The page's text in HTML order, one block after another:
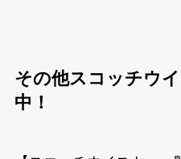
その他スコッチウ
中！